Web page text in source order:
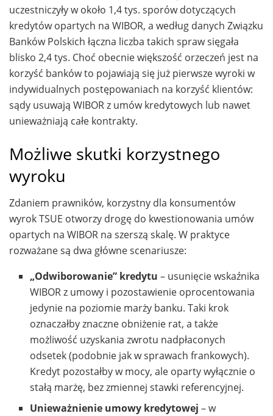
uczestniczyły w około 1,4 tys. sporów dotyczących
kredytów opartych na WIBOR, a według danych Związku
Banków Polskich łączna liczba takich spraw sięgała
blisko 2,4 tys. Choć obecnie większość orzeczeń jest na
korzyść banków to pojawiają się już pierwsze wyroki w
indywidualnych postępowaniach na korzyść klientów:
sądy usuwają WIBOR z umów kredytowych lub nawet
unieważniają całe kontrakty.
Możliwe skutki korzystnego
wyroku
Zdaniem prawników, korzystny dla konsumentów
wyrok TSUE otworzy drogę do kwestionowania umów
opartych na WIBOR na szerszą skalę. W praktyce
rozważane są dwa główne scenariusze:
„Odwiborowanie” kredytu – usunięcie wskaźnika
WIBOR z umowy i pozostawienie oprocentowania
jedynie na poziomie marży banku. Taki krok
oznaczałby znaczne obniżenie rat, a także
możliwość uzyskania zwrotu nadpłaconych
odsetek (podobnie jak w sprawach frankowych).
Kredyt pozostałby w mocy, ale oparty wyłącznie o
stałą marżę, bez zmiennej stawki referencyjnej.
Unieważnienie umowy kredytowej – w